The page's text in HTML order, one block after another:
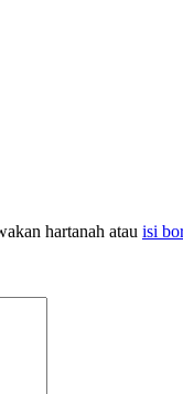
hartanah atau isi